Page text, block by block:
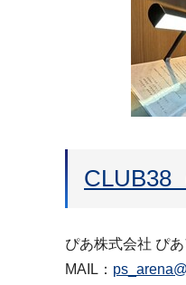
CLUB38
ぴあ株式会社 ぴ
MAIL：